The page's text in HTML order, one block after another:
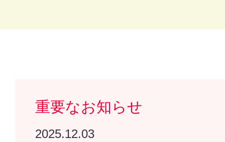
情報公開
重要なお知らせ
2025.12.03